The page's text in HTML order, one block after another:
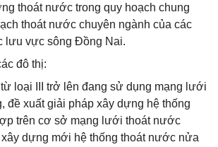
thoátnước trong quy hoạch chung
thoátnước chuyên ngành của các
lưu vực sông Đồng Nai.
đô thị:
loại III trở lên đang sử dụng mạng lưới
đề xuấtgiải pháp xây dựng hệ thống
trên cơ sở mạng lưới thoátnước
dựng mới hệ thống thoátnước nửa